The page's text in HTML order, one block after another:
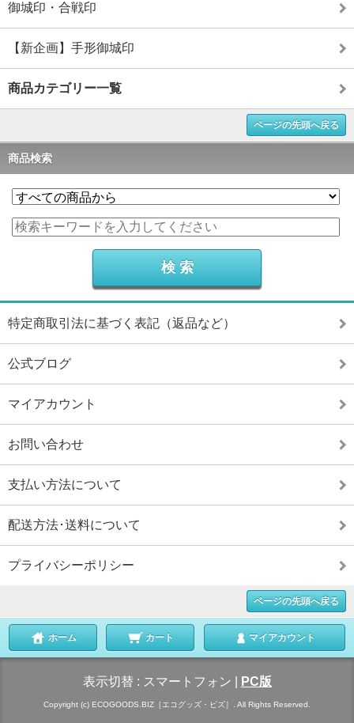
御城印・合戦印
【新企画】手形御城印
商品カテゴリー一覧
ページの先頭へ戻る
商品検索
特定商取引法に基づく表記（返品など）
公式ブログ
マイアカウント
お問い合わせ
支払い方法について
配送方法･送料について
プライバシーポリシー
ページの先頭へ戻る
ホーム カート マイアカウント
表示切替 : スマートフォン PC版
Copyright (c) ECOGOODS.BIZ［エコグッズ・ビズ］. All Rights Reserved.